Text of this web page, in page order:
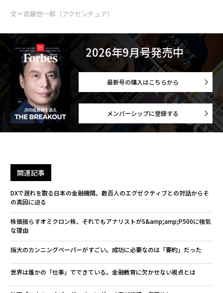
文＝武藤惣一郎（アクセンチュア）
2026年9月号発売中
最新号の購入はこちらから
メンバーシップに登録する
関連記事
DXで遅れを取る日本の金融機関。数百人のエグゼクティブとの対話からそ
の真因に迫る
株価揺らすオミクロン株、それでもアナリストがS&amp;amp;P500に強気
な理由
阪大のカンニングペーパーがすごい。成功に必要なのは「要約」だった
世界は誰かの「仕事」でできている。金融教育に欠かせない視点とは